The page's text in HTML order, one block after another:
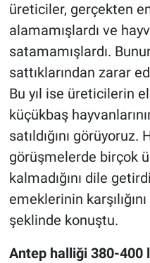
üreticiler, gerçekten
alamamışlardı ve
satamamışlardı.
sattıklarından zarar
Bu yıl ise üreticilerin
küçükbaş
satıldığını görüyoruz.
görüşmelerde birçok
kalmadığını dile
emeklerinin
şeklinde konuştu.
Antep halliği 380-400